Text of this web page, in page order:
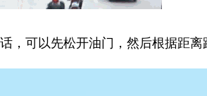
，可以先松开油门，然后根据距离